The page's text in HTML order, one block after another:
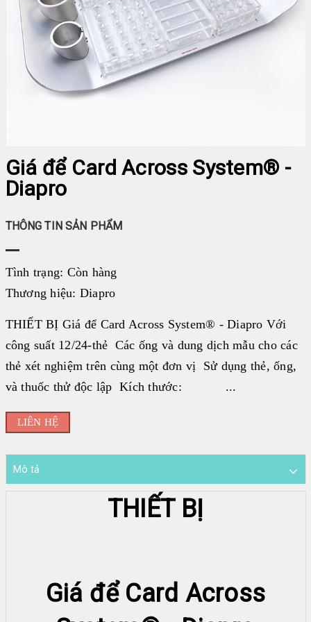
♦ SFRI
♦ DIAPRO
♦ FAN
♦ ARKRAY
HÓA CHẤT
NHÓM MÁU
ĐÔNG MÁU
THIẾT BỊ KHÁC
VI SINH
Đối tác
BECKMAN COULTER
|
FUJIREBIO
|
FAN
|
ERBALACHEMA
SFRI
Giá để Card Across System® -
Diapro
THÔNG TIN SẢN PHẨM
Tình trạng: Còn hàng
Thương hiệu: Diapro
THIẾT BỊ Giá để Card Across System® - Diapro Với
công suất 12/24-thẻ Các ống và dung dịch mẫu cho các
thẻ xét nghiệm trên cùng một đơn vị Sử dụng thẻ, ống,
và thuốc thử độc lập Kích thước: ...
LIÊN HỆ
Mô tả
THIẾT BỊ
Giá để Card Across